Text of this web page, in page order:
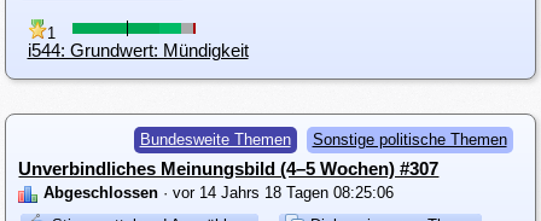
1
i544: Grundwert: Mündigkeit
Bundesweite Themen Sonstige politische Themen
Unverbindliches Meinungsbild (4–5 Wochen) #307
Abgeschlossen · vor 14 Jahrs 18 Tagen 08:25:06